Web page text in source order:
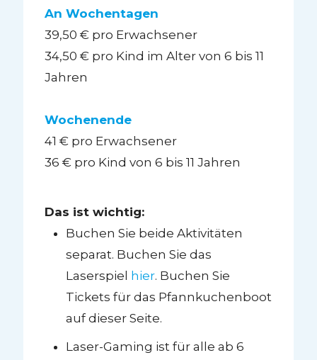
An Wochentagen
39,50 € pro Erwachsener
34,50 € pro Kind im Alter von 6 bis 11
Jahren
Wochenende
41 € pro Erwachsener
36 € pro Kind von 6 bis 11 Jahren
Das ist wichtig:
Buchen Sie beide Aktivitäten
separat. Buchen Sie das
Laserspiel
hier. Buchen Sie
Tickets für das Pfannkuchenboot
auf dieser Seite.
Laser-Gaming ist für alle ab 6